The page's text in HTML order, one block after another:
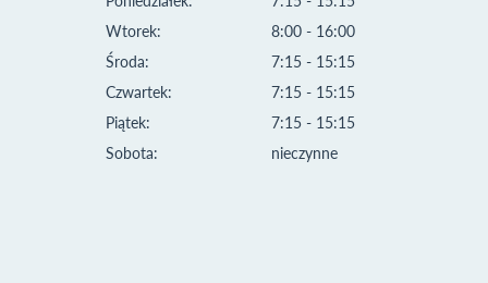
Wtorek:
Środa:
Czwartek:
Piątek:
Sobota:
8:00 - 16:00
7:15 - 15:15
7:15 - 15:15
7:15 - 15:15
nieczynne